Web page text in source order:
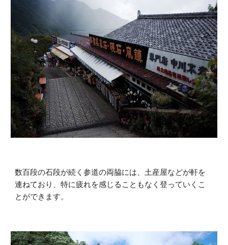
数百段の石段が続く参道の両脇には、土産屋などが軒を
連ねており、特に疲れを感じることもなく登っていくこ
とができます。